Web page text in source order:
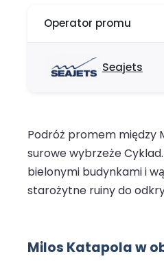
Operator promu
Seajets
Podróż promem między
surowe wybrzeże
bielonymi budynkami i
starożytne ruiny do
Milos Katapola w